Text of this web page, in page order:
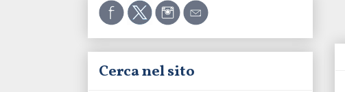
Cerca nel sito